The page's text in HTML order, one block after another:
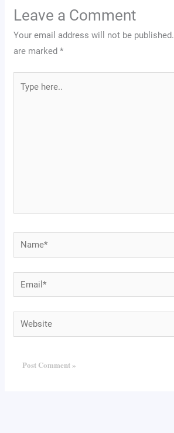
Leave a Comment
Your email address will not be published.
are marked*
here..
Name*
Email*
Website